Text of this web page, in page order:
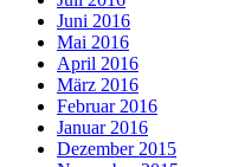
Juni 2016
Mai 2016
April 2016
März 2016
Februar 2016
Januar 2016
Dezember 2015